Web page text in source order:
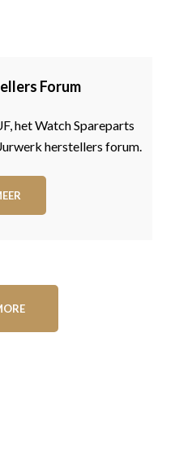
Forum
het Watch Spareparts
herstellers forum.